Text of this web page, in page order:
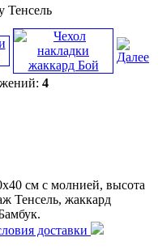
Тенсель
4
см с молнией, высота
Тенсель, жаккард
доставки